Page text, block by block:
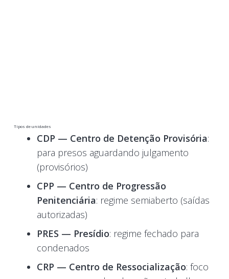
Tipos de unidades
CDP — Centro de Detenção Provisória:
para presos aguardando julgamento
(provisórios)
CPP — Centro de Progressão
Penitenciária: regime semiaberto (saídas
autorizadas)
PRES — Presídio: regime fechado para
condenados
CRP — Centro de Ressocialização: foco